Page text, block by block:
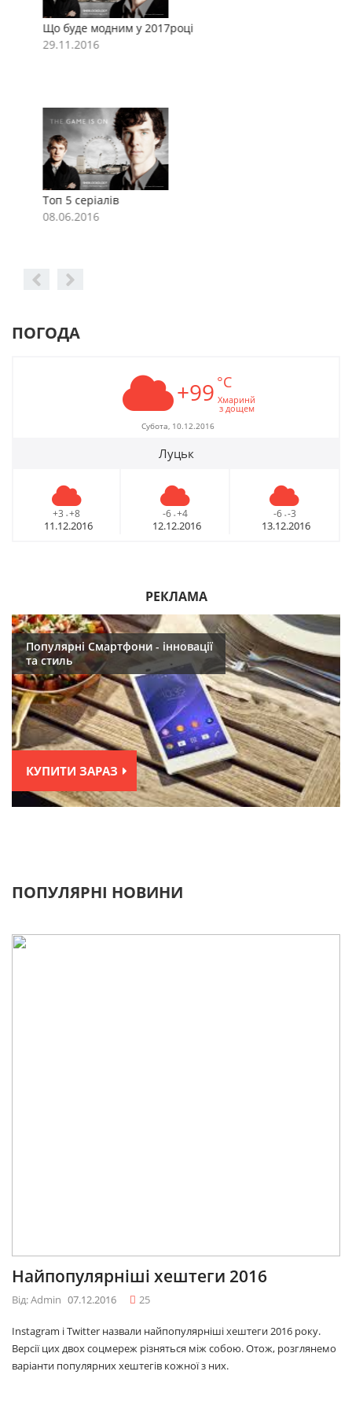
Що буде модним у 2017році
29.11.2016
Топ 5 серіалів
08.06.2016
ПОГОДА
+99 °C
Хмаринй
з дощем
Субота, 10.12.2016
Луцьк
+3 - +8
11.12.2016
-6 - +4
12.12.2016
-6 - -3
13.12.2016
РЕКЛАМА
Популярні Смартфони - інновації
та стиль
КУПИТИ ЗАРАЗ
ПОПУЛЯРНІ НОВИНИ
Найпопулярніші хештеги 2016
Від: Admin 07.12.2016 25
Instagram і Twitter назвали найпопулярніші хештеги 2016 року.
Версії цих двох соцмереж різняться між собою. Отож, розглянемо
варіанти популярних хештегів кожної з них.